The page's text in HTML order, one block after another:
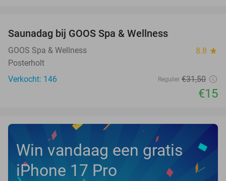
TODAY
Saunadag bij GOOS Spa & Wellness
GOOS Spa & Wellness 8.8 star
Posterholt
Verkocht: 146
Regulier €31,50
€15
Win vandaag een gratis
iPhone 17 Pro